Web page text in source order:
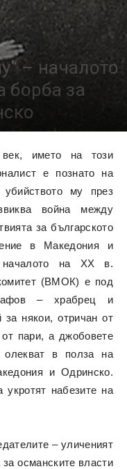
– началото
борба за
името на този
е познато на
му през
война между
за българското
в Македония и
началото на ХХ в.
(ВМОК) е под
– храбрец и
някои, отричан от
пари, а джобовете
олекват в полза на
и Одринско.
набезите на
– уличеният
османските власти